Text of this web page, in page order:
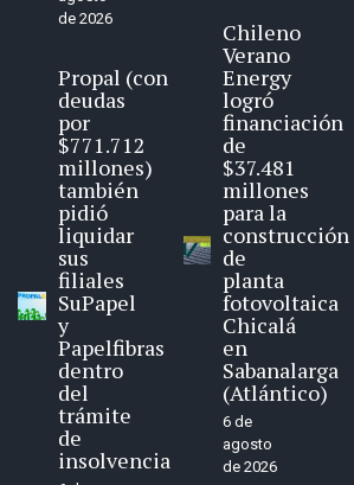
de 2026
Propal (con
deudas
por
$771.712
millones)
también
pidió
liquidar
sus
filiales
SuPapel
y
Papelfibras
dentro
del
trámite
de
insolvencia
Chileno
Verano
Energy
logró
financiación
de
$37.481
millones
para la
construcción
de
planta
fotovoltaica
Chicalá
en
Sabanalarga
(Atlántico)
6 de
agosto
de 2026